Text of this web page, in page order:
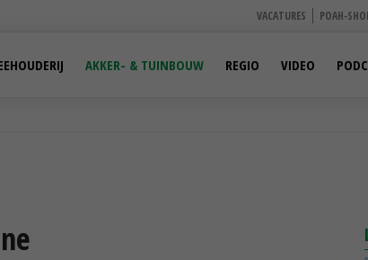
VACATURES POAH-
AKKER- & TUINBOUW REGIO VIDEO